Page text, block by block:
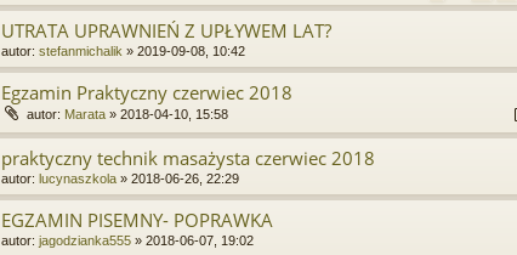
UTRATA UPRAWNIEŃ Z UPŁYWEM LAT?
autor: stefanmichalik » 2019-09-08, 10:42
Egzamin Praktyczny czerwiec 2018
autor: Marata » 2018-04-10, 15:58
praktyczny technik masażysta czerwiec 2018
autor: lucynaszkola » 2018-06-26, 22:29
EGZAMIN PISEMNY- POPRAWKA
autor: jagodzianka555 » 2018-06-07, 19:02